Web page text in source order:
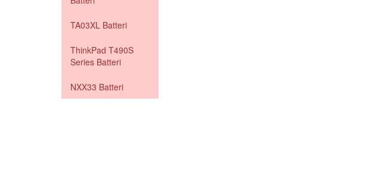
TA03XL Batteri
ThinkPad T490S
Series Batteri
NXX33 Batteri